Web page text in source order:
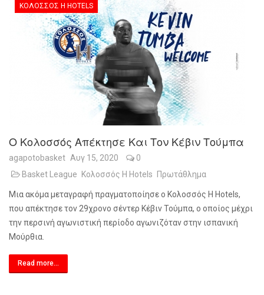
ΚΟΛΟΣΣΌΣ H HOTELS
Ο Κολοσσός Απέκτησε Και Τον Κέβιν Τούμπα
agapotobasket Αυγ 15, 2020
0
Basket League
Κολοσσός H Hotels Πρωτάθλημα
Μια ακόμα μεταγραφή πραγματοποίησε ο Κολοσσός H Hotels,
που απέκτησε τον 29χρονο σέντερ Κέβιν Τούμπα, ο οποίος μέχρι
την περσινή αγωνιστική περίοδο αγωνιζόταν στην ισπανική
Μούρθια.
Read more...